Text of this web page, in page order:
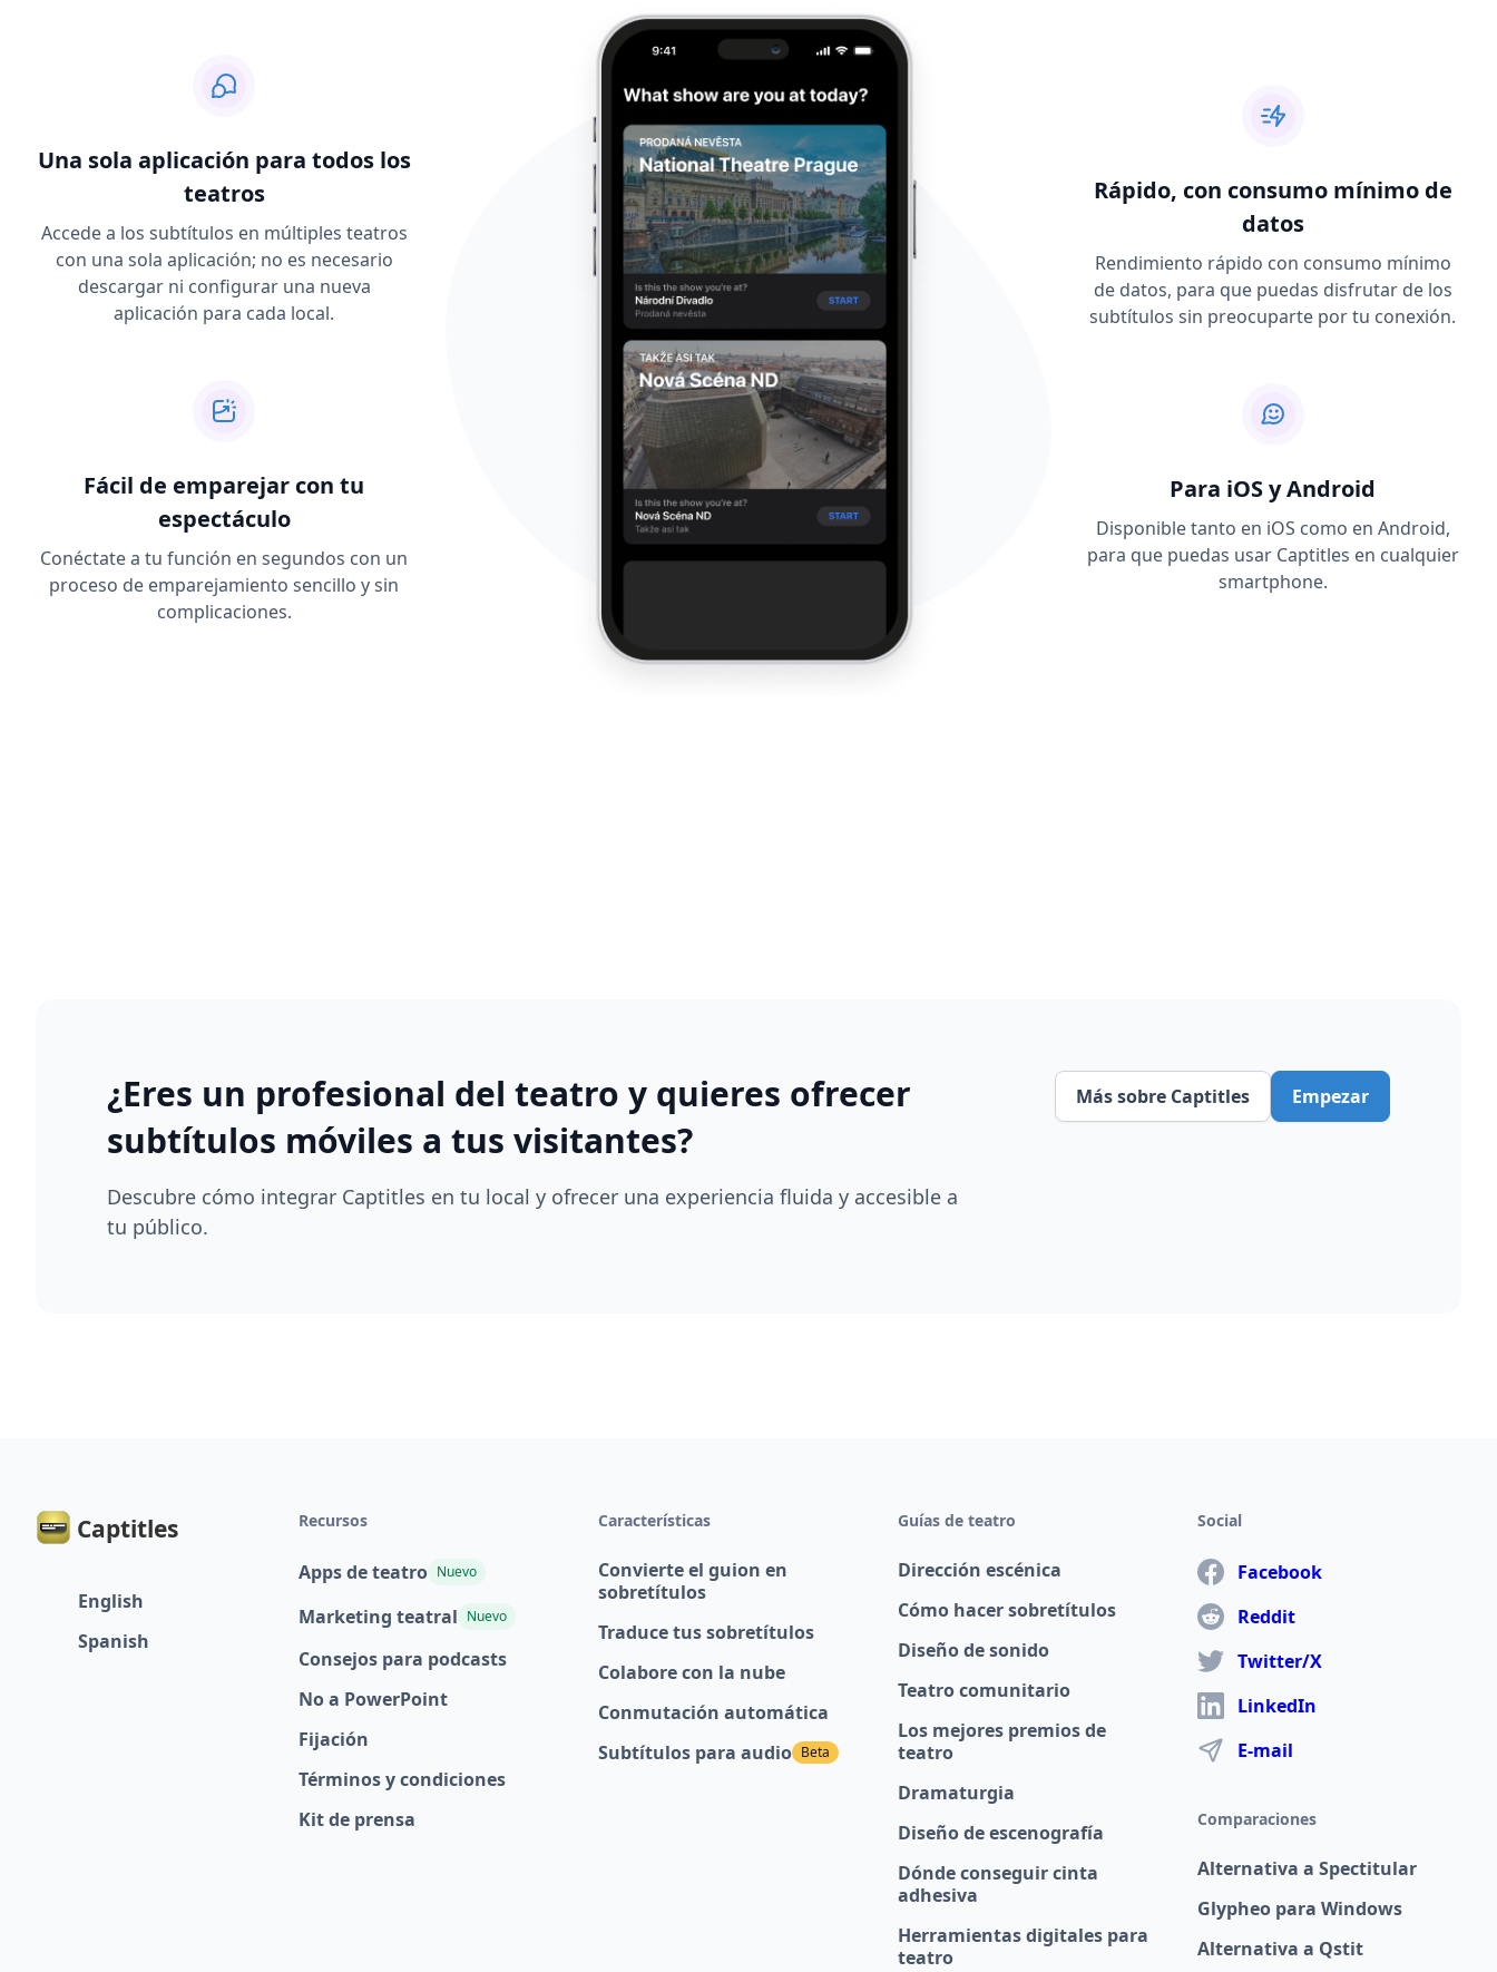
Una sola aplicación para todos los
teatros
Accede a los subtítulos en múltiples teatros
con una sola aplicación; no es necesario
descargar ni configurar una nueva
aplicación para cada local.
Fácil de emparejar con tu
espectáculo
Conéctate a tu función en segundos con un
proceso de emparejamiento sencillo y sin
complicaciones.
Rápido, con consumo mínimo de
datos
Rendimiento rápido con consumo mínimo
de datos, para que puedas disfrutar de los
subtítulos sin preocuparte por tu conexión.
Para iOS y Android
Disponible tanto en iOS como en Android,
para que puedas usar Captitles en cualquier
smartphone.
¿Eres un profesional del teatro y quieres ofrecer
subtítulos móviles a tus visitantes?
Descubre cómo integrar Captitles en tu local y ofrecer una experiencia fluida y accesible a
tu público.
Más sobre Captitles Empezar
Captitles
English
Spanish
Recursos
Apps de teatro Nuevo
Marketing teatral Nuevo
Consejos para podcasts
No a PowerPoint
Fijación
Términos y condiciones
Kit de prensa
Características
Convierte el guion en
sobretítulos
Traduce tus sobretítulos
Colabore con la nube
Conmutación automática
Subtítulos para audio Beta
Guías de teatro
Dirección escénica
Cómo hacer sobretítulos
Diseño de sonido
Teatro comunitario
Los mejores premios de
teatro
Dramaturgia
Diseño de escenografía
Dónde conseguir cinta
adhesiva
Herramientas digitales para
teatro
Social
Facebook
Reddit
Twitter/X
LinkedIn
E-mail
Comparaciones
Alternativa a Spectitular
Glypheo para Windows
Alternativa a Qstit